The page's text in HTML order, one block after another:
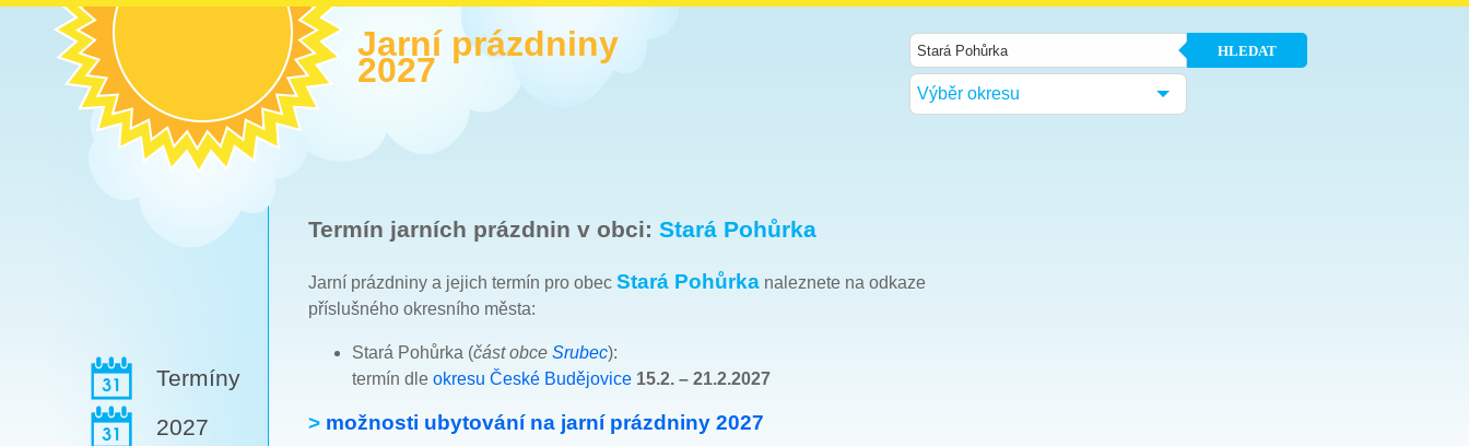
Jarní prázdniny
2027 HLEDAT
Výběr okresu
Termíny
2027
Termín jarních prázdnin v obci: Stará Pohůrka
Jarní prázdniny a jejich termín pro obec Stará Pohůrka naleznete na odkaze
příslušného okresního města:
Stará Pohůrka (část obce Srubec):
termín dle okresu České Budějovice 15.2. – 21.2.2027
> možnosti ubytování na jarní prázdniny 2027